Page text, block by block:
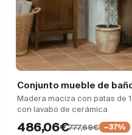
Conjunto mueble de
Madera maciza con patas de
con lavabo de cerámica
486,06€777,69€ −37%